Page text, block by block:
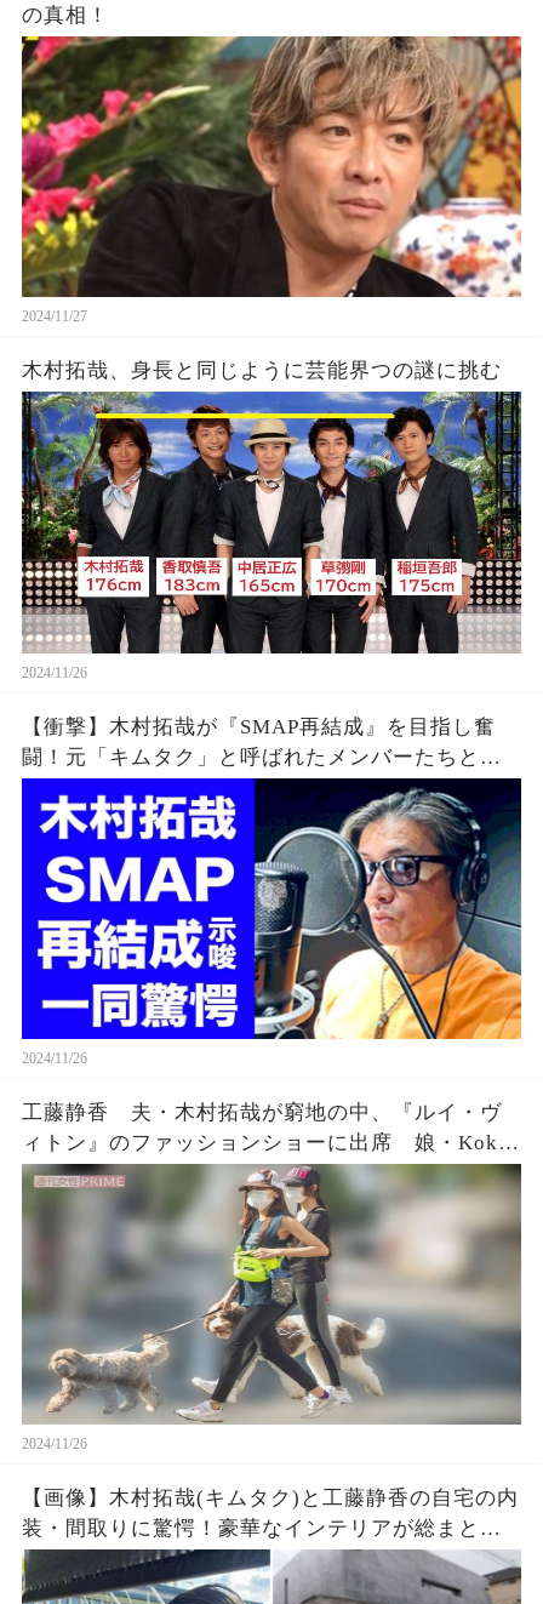
の真相！
2024/11/27
木村拓哉、身長と同じように芸能界つの謎に挑む
2024/11/26
【衝撃】木村拓哉が『SMAP再結成』を目指し奮
闘！元「キムタク」と呼ばれたメンバーたちとの
関係やレコーディング秘話、退所の真相に驚愕！
2024/11/26
工藤静香 夫・木村拓哉が窮地の中、『ルイ・ヴ
ィトン』のファッションショーに出席 娘・Koki,
の世界進出のためだけじゃない“おいしすぎる”ギ
2024/11/26
【画像】木村拓哉(キムタク)と工藤静香の自宅の内
装・間取りに驚愕！豪華なインテリアが総まと
め、ここだけの話を大公開！敷地面積・総額・場
所も明かします！